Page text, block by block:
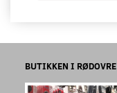
BUTIKKEN I RØDOVRE